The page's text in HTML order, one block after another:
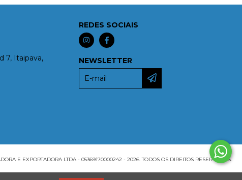
7, Itaipava,
REDES SOCIAIS
NEWSLETTER
E EXPORTADORA LTDA - 05369170000242 - 2026. TODOS OS DIREITOS RESERVADOS.